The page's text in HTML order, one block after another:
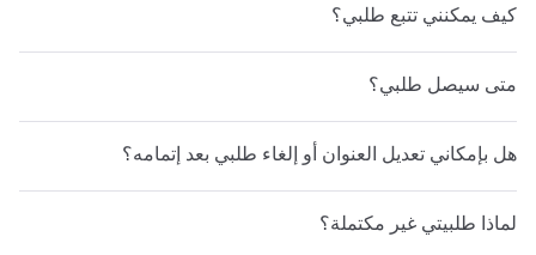
كيف يمكنني تتبع طلبي؟
متى سيصل طلبي؟
هل بإمكاني تعديل العنوان أو إلغاء طلبي بعد إتمامه؟
لماذا طلبيتي غير مكتملة؟